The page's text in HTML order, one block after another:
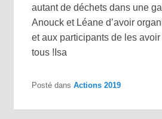
autant de déchets dans une
Anouck et Léane d’avoir
et aux participants de les
tous !Isa
Posté dans Actions 2019